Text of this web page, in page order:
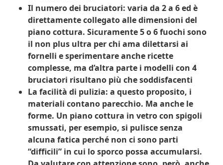
Il numero dei bruciatori: varia da 2 a 6 ed è
direttamente collegato alle dimensioni del
piano cottura. Sicuramente 5 o 6 fuochi sono
il non plus ultra per chi ama dilettarsi ai
fornelli e sperimentare anche ricette
complesse, ma d’altra parte i modelli con 4
bruciatori risultano più che soddisfacenti
La facilità di pulizia: a questo proposito, i
materiali contano parecchio. Ma anche le
forme. Un piano cottura in vetro con spigoli
smussati, per esempio, si pulisce senza
alcuna fatica perché non ci sono parti
“difficili” in cui lo sporco possa accumularsi.